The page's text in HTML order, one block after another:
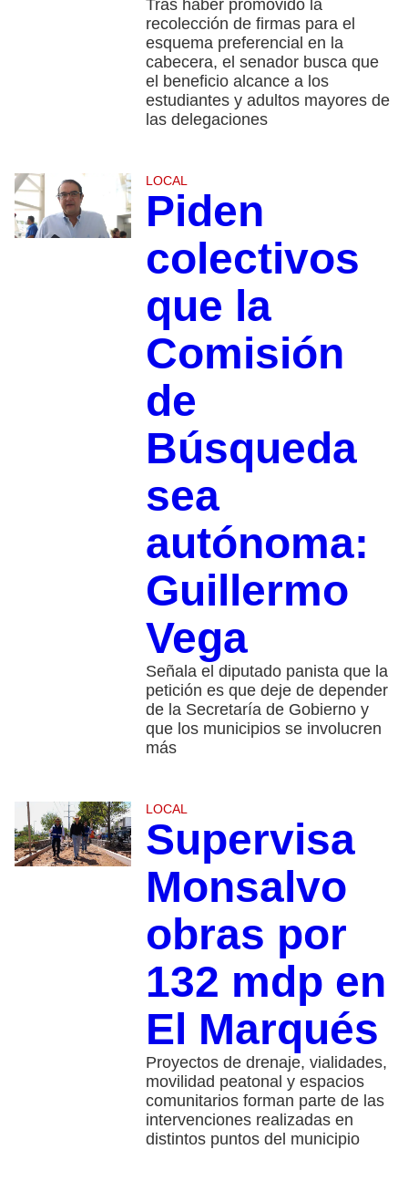
Tras haber promovido la
recolección de firmas para el
esquema preferencial en la
cabecera, el senador busca que
el beneficio alcance a los
estudiantes y adultos mayores de
las delegaciones
LOCAL
Piden
colectivos
que la
Comisión
de
Búsqueda
sea
autónoma:
Guillermo
Vega
Señala el diputado panista que la
petición es que deje de depender
de la Secretaría de Gobierno y
que los municipios se involucren
más
LOCAL
Supervisa
Monsalvo
obras por
132 mdp en
El Marqués
Proyectos de drenaje, vialidades,
movilidad peatonal y espacios
comunitarios forman parte de las
intervenciones realizadas en
distintos puntos del municipio